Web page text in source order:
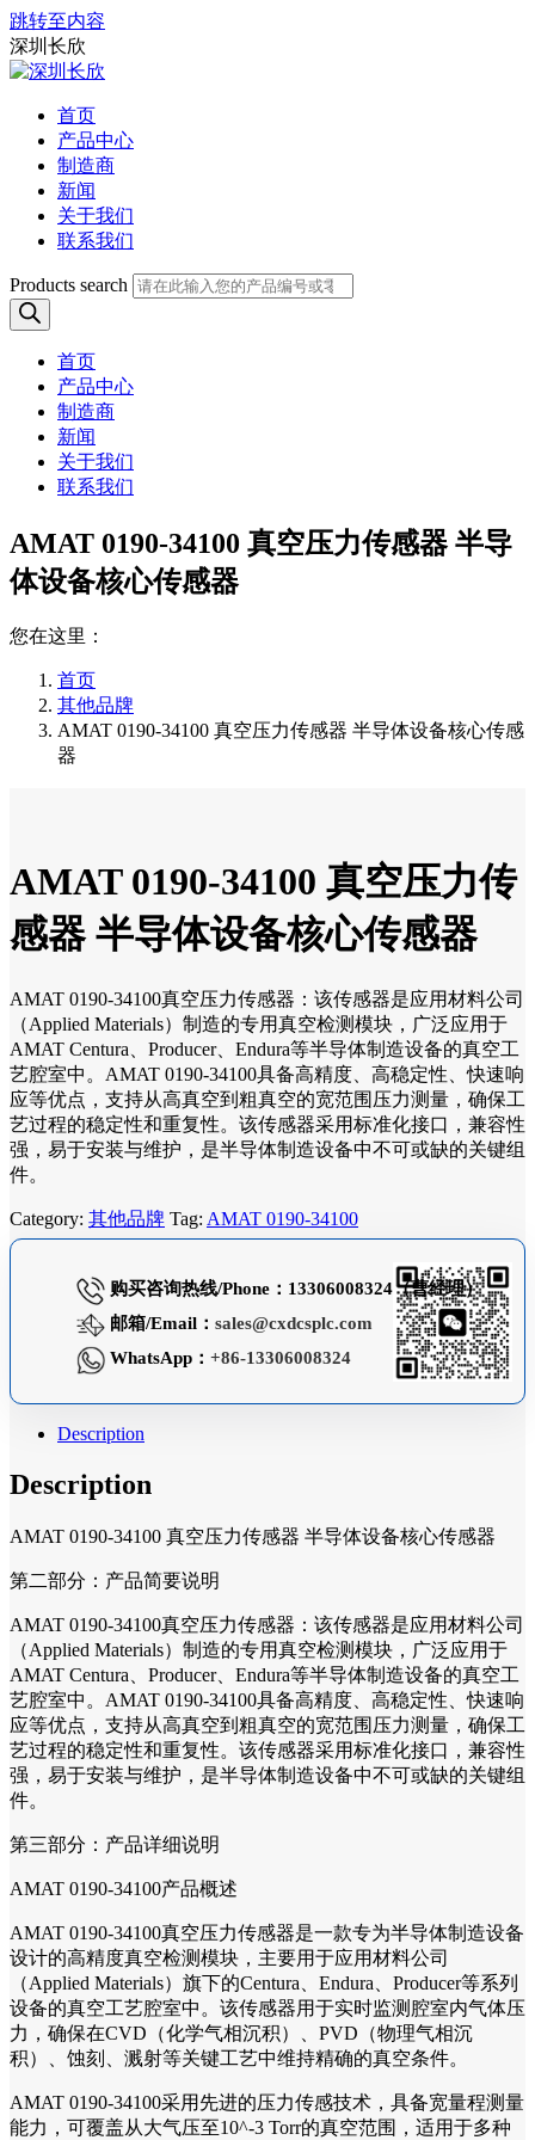
跳转至内容
深圳长欣
首页
产品中心
制造商
新闻
关于我们
联系我们
Products search
首页
产品中心
制造商
新闻
关于我们
联系我们
AMAT 0190-34100 真空压力传感器 半导
体设备核心传感器
您在这里：
首页
其他品牌
AMAT 0190-34100 真空压力传感器 半导体设备核心传感
器
AMAT 0190-34100 真空压力传
感器 半导体设备核心传感器
AMAT 0190-34100真空压力传感器：该传感器是应用材料公司
（Applied Materials）制造的专用真空检测模块，广泛应用于
AMAT Centura、Producer、Endura等半导体制造设备的真空工
艺腔室中。AMAT 0190-34100具备高精度、高稳定性、快速响
应等优点，支持从高真空到粗真空的宽范围压力测量，确保工
艺过程的稳定性和重复性。该传感器采用标准化接口，兼容性
强，易于安装与维护，是半导体制造设备中不可或缺的关键组
件。
Category: 其他品牌 Tag: AMAT 0190-34100
购买咨询热线/Phone：13306008324（曹经理）
邮箱/Email： sales@cxdcsplc.com
WhatsApp： +86-13306008324
Description
Description
AMAT 0190-34100 真空压力传感器 半导体设备核心传感器
第二部分：产品简要说明
AMAT 0190-34100真空压力传感器：该传感器是应用材料公司
（Applied Materials）制造的专用真空检测模块，广泛应用于
AMAT Centura、Producer、Endura等半导体制造设备的真空工
艺腔室中。AMAT 0190-34100具备高精度、高稳定性、快速响
应等优点，支持从高真空到粗真空的宽范围压力测量，确保工
艺过程的稳定性和重复性。该传感器采用标准化接口，兼容性
强，易于安装与维护，是半导体制造设备中不可或缺的关键组
件。
第三部分：产品详细说明
AMAT 0190-34100产品概述
AMAT 0190-34100真空压力传感器是一款专为半导体制造设备
设计的高精度真空检测模块，主要用于应用材料公司
（Applied Materials）旗下的Centura、Endura、Producer等系列
设备的真空工艺腔室中。该传感器用于实时监测腔室内气体压
力，确保在CVD（化学气相沉积）、PVD（物理气相沉
积）、蚀刻、溅射等关键工艺中维持精确的真空条件。
AMAT 0190-34100采用先进的压力传感技术，具备宽量程测量
能力，可覆盖从大气压至10^-3 Torr的真空范围，适用于多种